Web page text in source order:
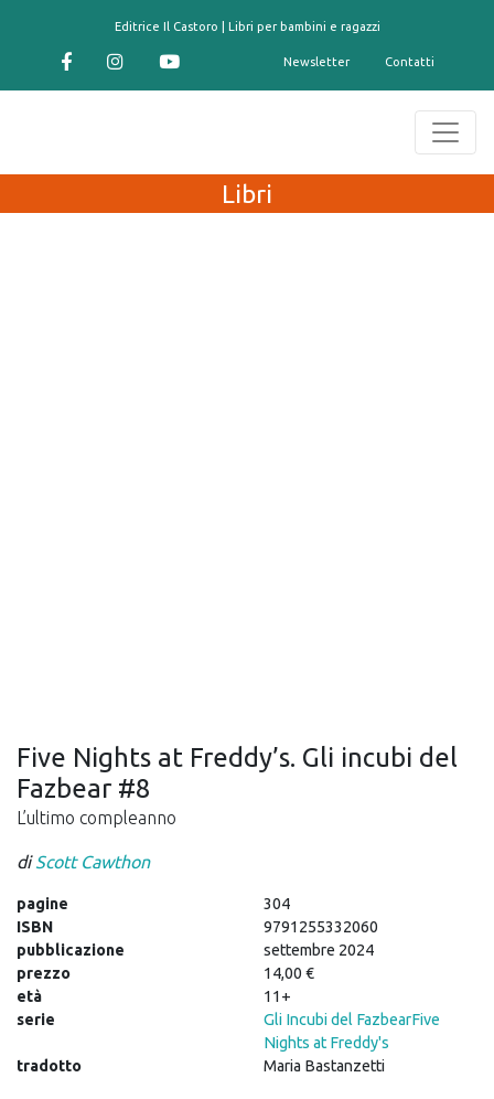
Editrice Il Castoro | Libri per bambini e ragazzi
Newsletter Contatti
Libri
Five Nights at Freddy’s. Gli incubi del
Fazbear #8
L’ultimo compleanno
diScott Cawthon
pagine
304
ISBN
9791255332060
pubblicazione
settembre 2024
prezzo
14,00 €
età
11+
serie
Gli Incubi del FazbearFive
Nights at Freddy's
tradotto
Maria Bastanzetti